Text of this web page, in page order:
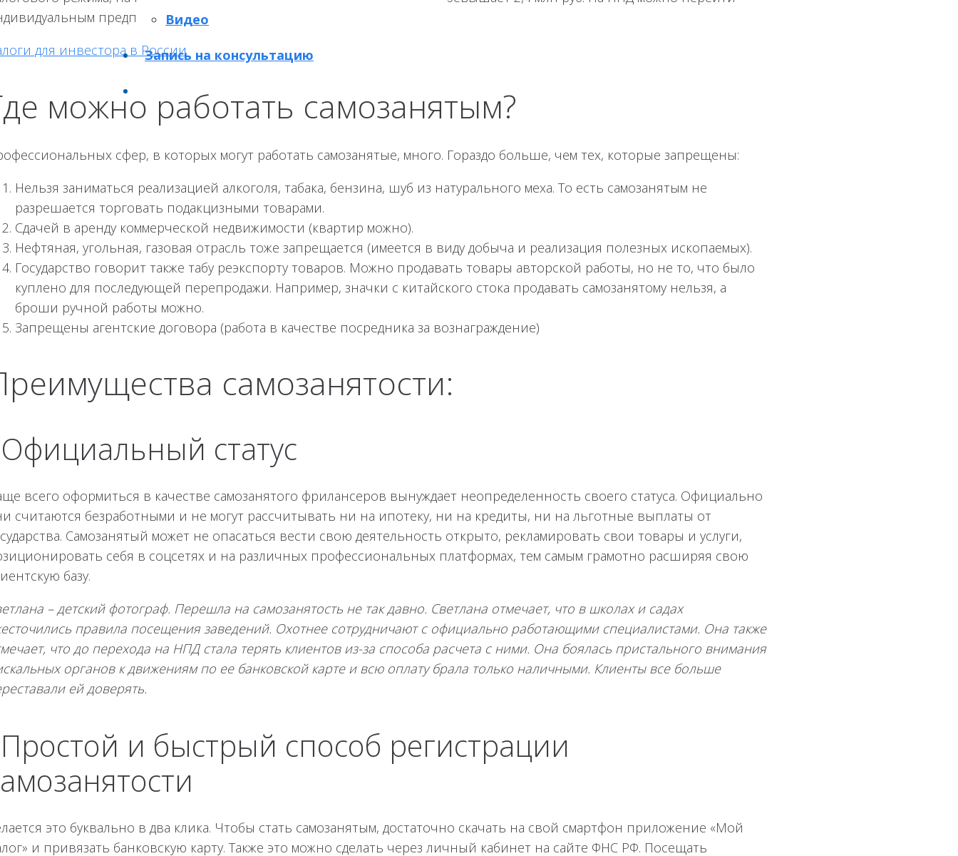
Видео
Запись на консультацию
предпринимателям, сохраняя за собой свой статус.
для инвестора в России
можно работать самозанятым?
сфер, в которых могут работать самозанятые, много. Гораздо больше, чем тех, которые запрещены:
Нельзя заниматься реализацией алкоголя, табака, бензина, шуб из натурального меха. То есть самозанятым не
разрешается торговать подакцизными товарами.
Сдачей в аренду коммерческой недвижимости (квартир можно).
Нефтяная, угольная, газовая отрасль тоже запрещается (имеется в виду добыча и реализация полезных ископаемых).
Государство говорит также табу реэкспорту товаров. Можно продавать товары авторской работы, но не то, что было
куплено для последующей перепродажи. Например, значки с китайского стока продавать самозанятому нельзя, а
броши ручной работы можно.
Запрещены агентские договора (работа в качестве посредника за вознаграждение)
самозанятости:
статус
всего оформиться в качестве самозанятого фрилансеров вынуждает неопределенность своего статуса. Официально
считаются безработными и не могут рассчитывать ни на ипотеку, ни на кредиты, ни на льготные выплаты от
Самозанятый может не опасаться вести свою деятельность открыто, рекламировать свои товары и услуги,
себя в соцсетях и на различных профессиональных платформах, тем самым грамотно расширяя свою
базу.
– детский фотограф. Перешла на самозанятость не так давно. Светлана отмечает, что в школах и садах
правила посещения заведений. Охотнее сотрудничают с официально работающими специалистами. Она также
что до перехода на НПД стала терять клиентов из-за способа расчета с ними. Она боялась пристального внимания
органов к движениям по ее банковской карте и всю оплату брала только наличными. Клиенты все больше
ей доверять.
и быстрый способ регистрации
это буквально в два клика. Чтобы стать самозанятым, достаточно скачать на свой смартфон приложение «Мой
и привязать банковскую карту. Также это можно сделать через личный кабинет на сайте ФНС РФ. Посещать